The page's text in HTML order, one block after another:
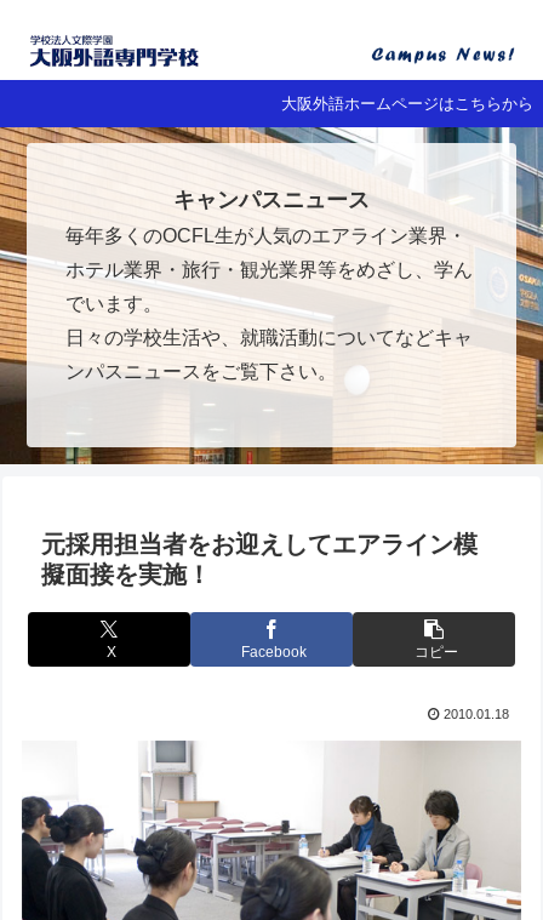
大阪外語ホームページはこちらから
キャンパスニュース
毎年多くのOCFL生が人気のエアライン業界・
ホテル業界・旅行・観光業界等をめざし、学ん
でいます。
日々の学校生活や、就職活動についてなどキャ
ンパスニュースをご覧下さい。
元採用担当者をお迎えしてエアライン模
擬面接を実施！
X Facebook コピー
2010.01.18